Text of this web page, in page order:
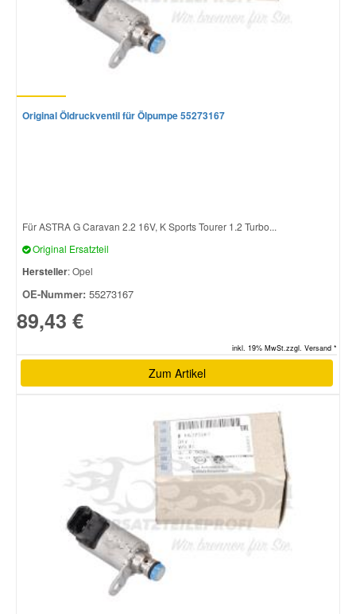
Original Öldruckventil für Ölpumpe 55273167
Für ASTRA G Caravan 2.2 16V, K Sports Tourer 1.2 Turbo...
Original Ersatzteil
Hersteller: Opel
OE-Nummer: 55273167
89,43 €
inkl. 19% MwSt.zzgl. Versand *
Zum Artikel
Toyota Ersatzteile
Volvo Ersatzteile